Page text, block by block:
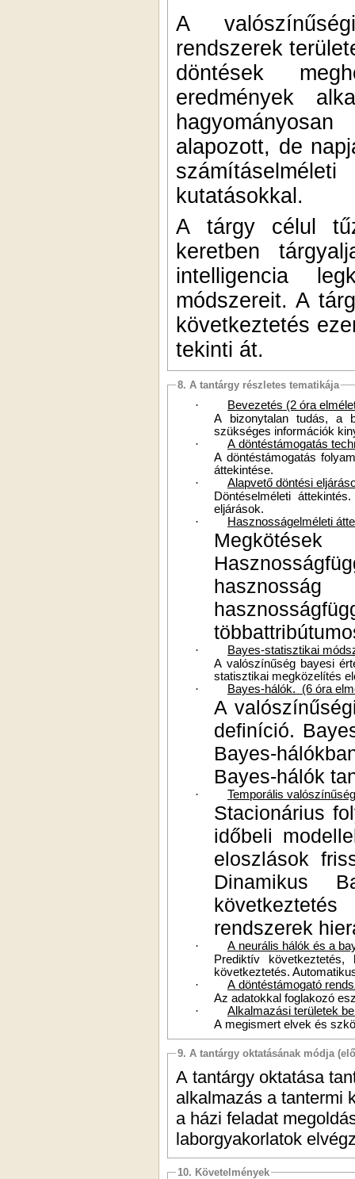
A
rendszerek
döntések
eredmények
alapozott, de
kutatásokkal.
A tárgy célul
keretben
intelligencia
módszereit. A
következtetés
tekinti át.
8. A tantárgy részletes tematikája
·
Bevezetés (2 óra
A bizonytalan tudás, a
szükséges információk
·
A döntéstámogatás
A döntéstámogatás
áttekintése.
·
Alapvető döntési
Döntéselméleti
eljárások.
·
Hasznosságelméleti
·
Bayes-statisztikai
A valószínűség bayesi
statisztikai megközelítés
·
Bayes-hálók. (6 óra
A
definíció.
Bayes-
Bayes-hálók
· Temporális
Stacionárius
időbeli
eloszlások
Dinamikus
rendszerek
·
A neurális hálók és a
Prediktív következtetés,
következtetés.
·
A döntéstámogató
Az adatokkal foglakozó
·
Alkalmazási területek
A megismert elvek és
9. A tantárgy oktatásának módja
A tantárgy oktatása
alkalmazás a tantermi
a házi feladat
laborgyakorlatok
10. Követelmények